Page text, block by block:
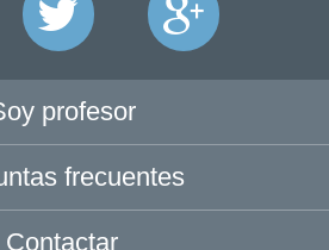
profesor
frecuentes
Contactar